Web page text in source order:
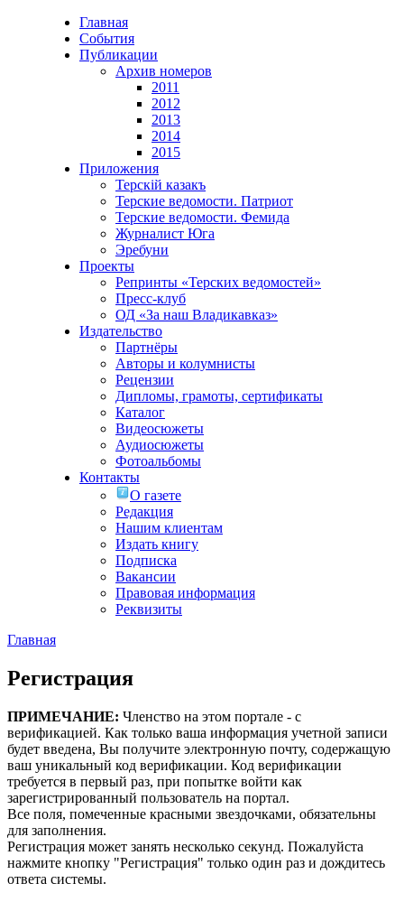
Главная
События
Публикации
Архив номеров
2011
2012
2013
2014
2015
Приложения
Терскiй казакъ
Терские ведомости. Патриот
Терские ведомости. Фемида
Журналист Юга
Эребуни
Проекты
Репринты «Терских ведомостей»
Пресс-клуб
ОД «За наш Владикавказ»
Издательство
Партнёры
Авторы и колумнисты
Рецензии
Дипломы, грамоты, сертификаты
Каталог
Видеосюжеты
Аудиосюжеты
Фотоальбомы
Контакты
О газете
Редакция
Нашим клиентам
Издать книгу
Подписка
Вакансии
Правовая информация
Реквизиты
Главная
Регистрация
ПРИМЕЧАНИЕ: Членство на этом портале - с
верификацией. Как только ваша информация учетной записи
будет введена, Вы получите электронную почту, содержащую
ваш уникальный код верификации. Код верификации
требуется в первый раз, при попытке войти как
зарегистрированный пользователь на портал.
Все поля, помеченные красными звездочками, обязательны
для заполнения.
Регистрация может занять несколько секунд. Пожалуйста
нажмите кнопку "Регистрация" только один раз и дождитесь
ответа системы.